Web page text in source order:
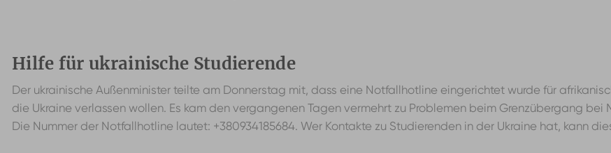
Hilfe für ukrainische Studierende
Der ukrainische Außenminister teilte am Donnerstag mit, dass eine Notfallhotline eingerichtet wurde für
die Ukraine verlassen wollen. Es kam den vergangenen Tagen vermehrt zu Problemen beim Grenzübergang
Die Nummer der Notfallhotline lautet: +380934185684. Wer Kontakte zu Studierenden in der Ukraine hat, kann